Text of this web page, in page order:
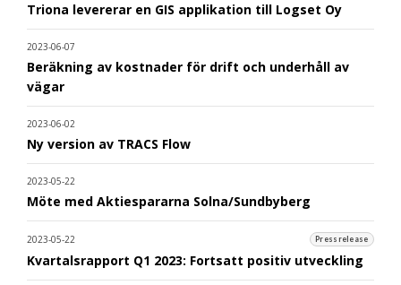
Triona levererar en GIS applikation till Logset Oy
2023-06-07
Beräkning av kostnader för drift och underhåll av
vägar
2023-06-02
Ny version av TRACS Flow
2023-05-22
Möte med Aktiespararna Solna/Sundbyberg
2023-05-22 Pressrelease
Kvartalsrapport Q1 2023: Fortsatt positiv utveckling